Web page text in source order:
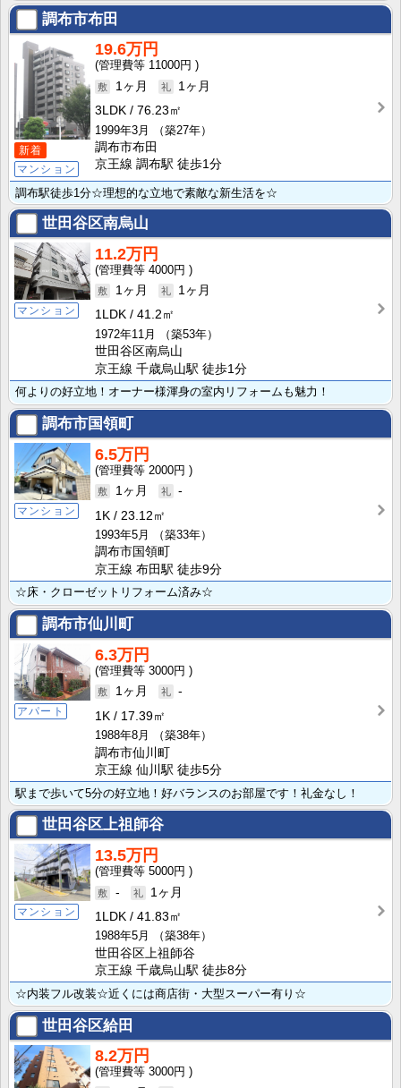
調布市布田
新着
マンション
19.6万円
11000円
1ヶ月
1ヶ月
3LDK
76.23㎡
1999年3月
（築27年）
調布市布田
京王線 調布駅 徒歩1分
調布駅徒歩1分☆理想的な立地で素敵な新生活を☆
世田谷区南烏山
マンション
11.2万円
4000円
1ヶ月
1ヶ月
1LDK
41.2㎡
1972年11月
（築53年）
世田谷区南烏山
京王線 千歳烏山駅 徒歩1分
何よりの好立地！オーナー様渾身の室内リフォームも魅力！
調布市国領町
マンション
6.5万円
2000円
1ヶ月
-
1K
23.12㎡
1993年5月
（築33年）
調布市国領町
京王線 布田駅 徒歩9分
☆床・クローゼットリフォーム済み☆
調布市仙川町
アパート
6.3万円
3000円
1ヶ月
-
1K
17.39㎡
1988年8月
（築38年）
調布市仙川町
京王線 仙川駅 徒歩5分
駅まで歩いて5分の好立地！好バランスのお部屋です！礼金なし！
世田谷区上祖師谷
マンション
13.5万円
5000円
-
1ヶ月
1LDK
41.83㎡
1988年5月
（築38年）
世田谷区上祖師谷
京王線 千歳烏山駅 徒歩8分
☆内装フル改装☆近くには商店街・大型スーパー有り☆
世田谷区給田
8.2万円
3000円